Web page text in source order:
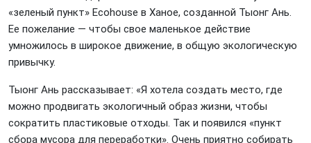
«зеленый пункт» Ecohouse в Ханое, созданной Тыонг Ань.
Ее пожелание — чтобы свое маленькое действие
умножилось в широкое движение, в общую экологическую
привычку.
Тыонг Ань рассказывает: «Я хотела создать место, где
можно продвигать экологичный образ жизни, чтобы
сократить пластиковые отходы. Так и появился «пункт
сбора мусора для переработки». Очень приятно собирать